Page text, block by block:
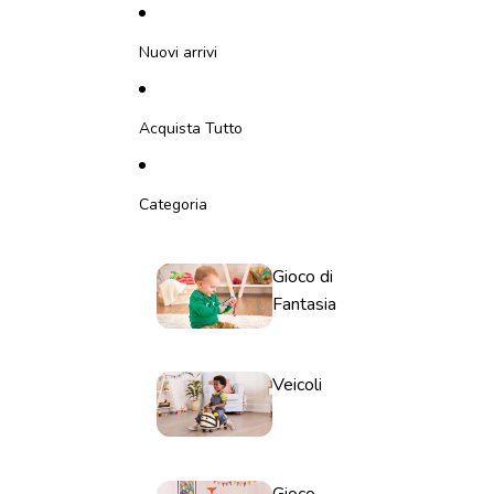
Nuovi arrivi
Acquista Tutto
Categoria
Gioco di
Fantasia
Veicoli